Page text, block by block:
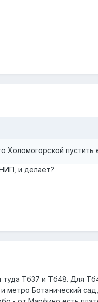
пустить
и делает?
Тб37 и Тб48. Для
метро Ботанический